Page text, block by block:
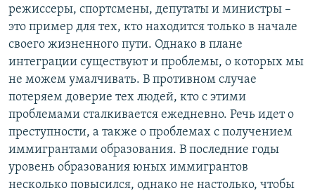
режиссеры, спортсмены, депутаты и министры –
это пример для тех, кто находится только в начале
своего жизненного пути. Однако в плане
интеграции существуют и проблемы, о которых мы
не можем умалчивать. В противном случае
потеряем доверие тех людей, кто с этими
проблемами сталкивается ежедневно. Речь идет о
преступности, а также о проблемах с получением
иммигрантами образования. В последние годы
уровень образования юных иммигрантов
несколько повысился, однако не настолько, чтобы